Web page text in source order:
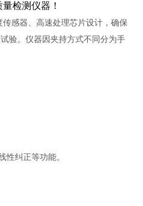
检测仪器！
感器、高速处理芯片设计，确保
验。仪器因夹持方式不同分为手
性纠正等功能。